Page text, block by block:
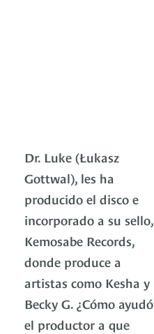
Dr. Luke (Łukasz
Gottwal), les ha
producido el disco e
incorporado a su sello,
Kemosabe Records,
donde produce a
artistas como Kesha y
Becky G. ¿Cómo ayudó
el productor a que